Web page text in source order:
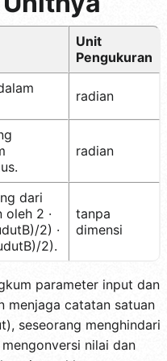
Unit
Pengukuran
radian
radian
dari
oleh 2 ·
2) ·
2).
tanpa
dimensi
parameter input dan
menjaga catatan satuan
seseorang menghindari
nilai dan